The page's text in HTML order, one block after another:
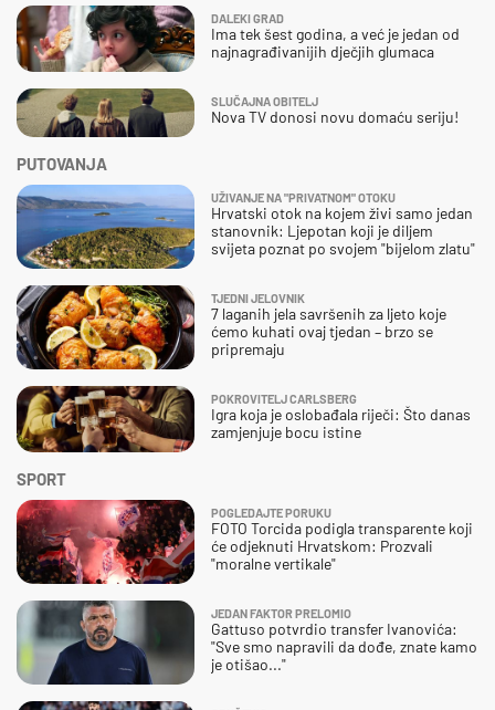
SPORT
POGLEDAJTE PORUKU
FOTO Torcida podigla transparente koji
će odjeknuti Hrvatskom: Prozvali
"moralne vertikale"
JEDAN FAKTOR PRELOMIO
Gattuso potvrdio transfer Ivanovića:
"Sve smo napravili da dođe, znate kamo
je otišao..."
DALEKI GRAD
Ima tek šest godina, a već je jedan od
najnagrađivanijih dječjih glumaca
SLUČAJNA OBITELJ
Nova TV donosi novu domaću seriju!
PUTOVANJA
UŽIVANJE NA "PRIVATNOM" OTOKU
Hrvatski otok na kojem živi samo jedan
stanovnik: Ljepotan koji je diljem
svijeta poznat po svojem "bijelom zlatu"
TJEDNI JELOVNIK
7 laganih jela savršenih za ljeto koje
ćemo kuhati ovaj tjedan – brzo se
pripremaju
POKROVITELJ CARLSBERG
Igra koja je oslobađala riječi: Što danas
zamjenjuje bocu istine